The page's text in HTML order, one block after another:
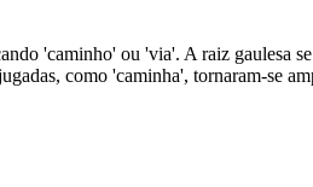
'caminho' ou 'via'. A raiz gaulesa
como 'caminha', tornaram-se